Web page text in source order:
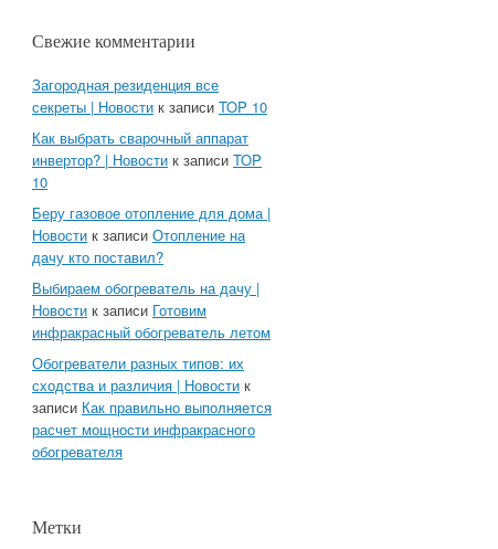
Свежие комментарии
Загородная резиденция все
секреты | Новости к записи TOP 10
Как выбрать сварочный аппарат
инвертор? | Новости к записи TOP
10
Беру газовое отопление для дома |
Новости к записи Отопление на
дачу кто поставил?
Выбираем обогреватель на дачу |
Новости к записи Готовим
инфракрасный обогреватель летом
Обогреватели разных типов: их
сходства и различия | Новости к
записи Как правильно выполняется
расчет мощности инфракрасного
обогревателя
Метки